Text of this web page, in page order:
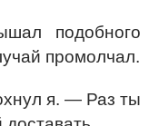
подобного
промолчал.
я. — Раз ты